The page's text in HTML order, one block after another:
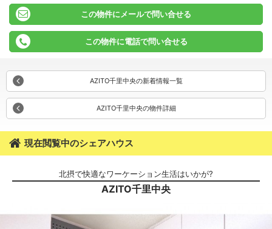
この物件にメールで問い合せる
この物件に電話で問い合せる
AZITO千里中央の新着情報一覧
AZITO千里中央の物件詳細
現在閲覧中のシェアハウス
北摂で快適なワーケーション生活はいかが?
AZITO千里中央